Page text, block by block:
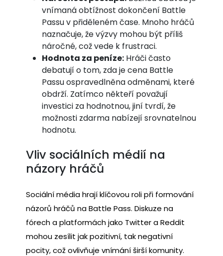
vnímaná obtížnost dokončení Battle
Passu v přiděleném čase. Mnoho hráčů
naznačuje, že výzvy mohou být příliš
náročné, což vede k frustraci.
Hodnota za peníze: Hráči často
debatují o tom, zda je cena Battle
Passu ospravedlněna odměnami, které
obdrží. Zatímco někteří považují
investici za hodnotnou, jiní tvrdí, že
možnosti zdarma nabízejí srovnatelnou
hodnotu.
Vliv sociálních médií na
názory hráčů
Sociální média hrají klíčovou roli při formování
názorů hráčů na Battle Pass. Diskuze na
fórech a platformách jako Twitter a Reddit
mohou zesílit jak pozitivní, tak negativní
pocity, což ovlivňuje vnímání širší komunity.